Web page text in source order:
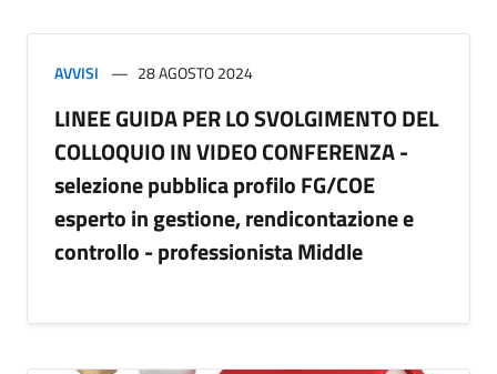
AVVISI 28 AGOSTO 2024
LINEE GUIDA PER LO SVOLGIMENTO DEL
COLLOQUIO IN VIDEO CONFERENZA -
selezione pubblica profilo FG/COE
esperto in gestione, rendicontazione e
controllo - professionista Middle